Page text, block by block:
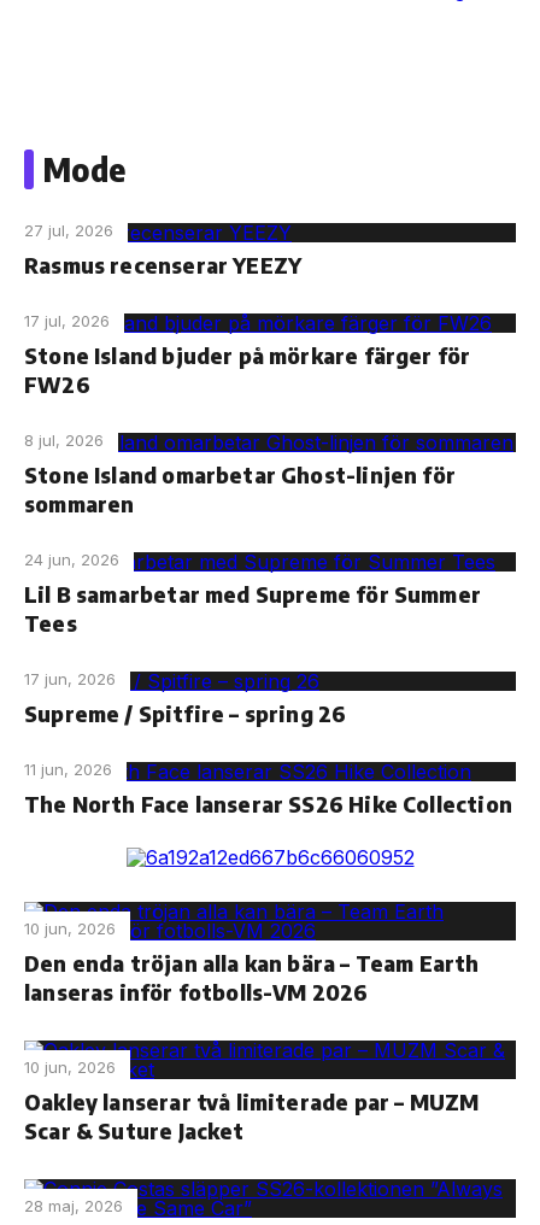
contentMode
27 jul, 2026
Rasmus recenserar YEEZY
17 jul, 2026
Stone Island bjuder på mörkare färger för
FW26
8 jul, 2026
Stone Island omarbetar Ghost-linjen för
sommaren
24 jun, 2026
Lil B samarbetar med Supreme för Summer
Tees
17 jun, 2026
Supreme / Spitfire – spring 26
11 jun, 2026
The North Face lanserar SS26 Hike Collection
10 jun, 2026
Den enda tröjan alla kan bära – Team Earth
lanseras inför fotbolls-VM 2026
10 jun, 2026
Oakley lanserar två limiterade par – MUZM
Scar & Suture Jacket
28 maj, 2026